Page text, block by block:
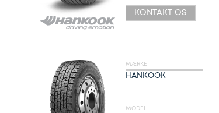
KONTAKT OS
MÆRKE
HANKOOK
MODEL